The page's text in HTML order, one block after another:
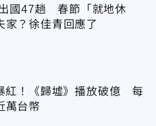
國47趟 春節「就地休
家？徐佳青回應了
紅！《歸墟》播放破億 每
萬台幣